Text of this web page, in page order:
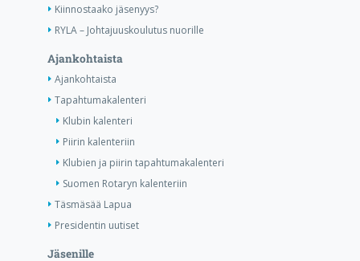
Kiinnostaako jäsenyys?
RYLA – Johtajuuskoulutus nuorille
Ajankohtaista
Ajankohtaista
Tapahtumakalenteri
Klubin kalenteri
Piirin kalenteriin
Klubien ja piirin tapahtumakalenteri
Suomen Rotaryn kalenteriin
Täsmäsää Lapua
Presidentin uutiset
Jäsenille